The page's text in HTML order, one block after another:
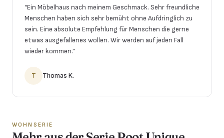
“Ein Möbelhaus nach meinem Geschmack. Sehr freundliche
Menschen haben sich sehr bemüht ohne Aufdringlich zu
sein. Eine absolute Empfehlung für Menschen die gerne
etwas ausgefallenes wollen. Wir werden auf jeden Fall
wieder kommen.”
T Thomas K.
WOHNSERIE